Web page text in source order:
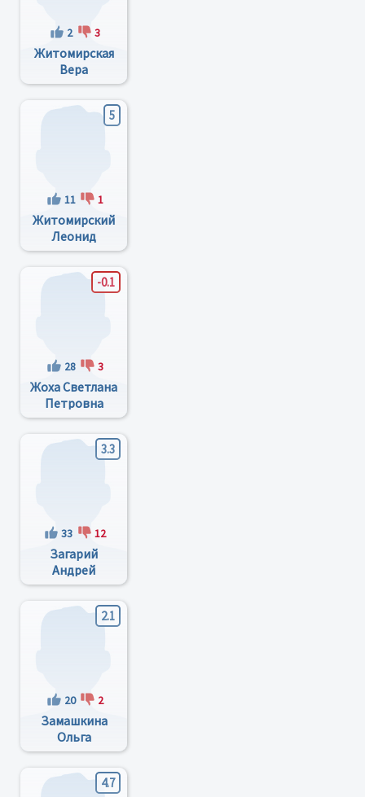
2 3
Житомирская
Вера
Дмитриевна
5
11 1
Житомирский
Леонид
Александрович
-0.1
28 3
Жоха Светлана
Петровна
3.3
33 12
Загарий
Андрей
Иванович
2.1
20 2
Замашкина
Ольга
Дмитриевна
4.7